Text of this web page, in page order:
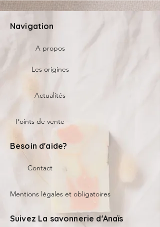
Navigation
A propos
Les origines
Actualités
Points de vente
Besoin d'aide?
Contact
Mentions légales et obligatoires
Suivez La savonnerie d'Anaïs